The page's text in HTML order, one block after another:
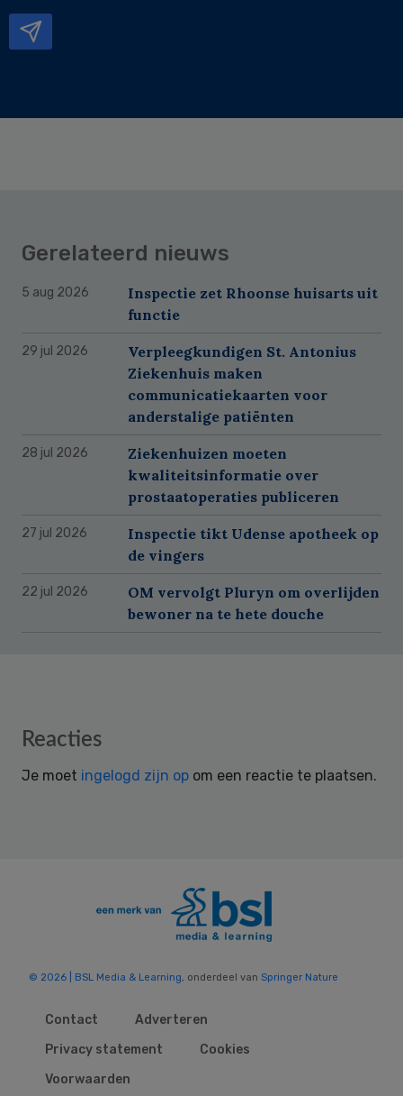
Gerelateerd nieuws
5 aug 2026
Inspectie zet Rhoonse huisarts uit
functie
29 jul 2026
Verpleegkundigen St. Antonius
Ziekenhuis maken
communicatiekaarten voor
anderstalige patiënten
28 jul 2026
Ziekenhuizen moeten
kwaliteitsinformatie over
prostaatoperaties publiceren
27 jul 2026
Inspectie tikt Udense apotheek op
de vingers
22 jul 2026
OM vervolgt Pluryn om overlijden
bewoner na te hete douche
Reader
Reacties
Je moet ingelogd zijn op om een reactie te plaatsen.
© 2026 | BSL Media & Learning, onderdeel van Springer Nature
Contact
Adverteren
Privacy statement
Cookies
Voorwaarden